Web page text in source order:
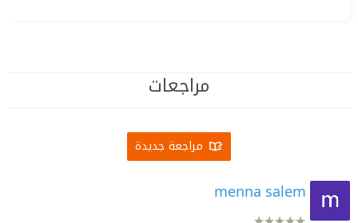
مراجعات
مراجعة جديدة
menna salem